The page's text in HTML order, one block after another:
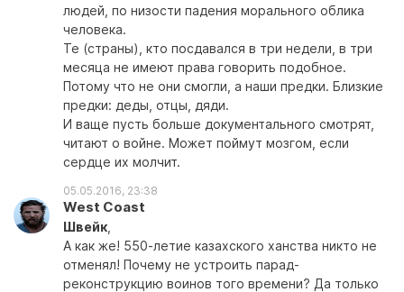
людей, по низости падения морального облика
человека.
Те (страны), кто посдавался в три недели, в три
месяца не имеют права говорить подобное.
Потому что не они смогли, а наши предки. Близкие
предки: деды, отцы, дяди.
И ваще пусть больше документального смотрят,
читают о войне. Может поймут мозгом, если
сердце их молчит.
05.05.2016, 23:38
West Coast
Швейк
А как же! 550-летие казахского ханства никто не
отменял! Почему не устроить парад-
реконструкцию воинов того времени? Да только